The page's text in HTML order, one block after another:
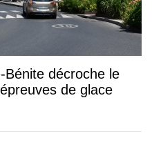
décroche le
de glace